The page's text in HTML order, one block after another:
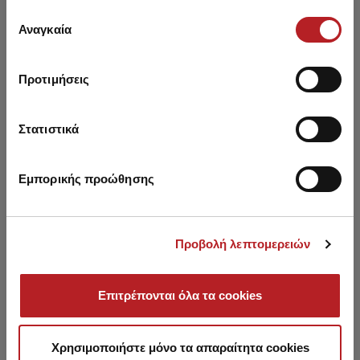
των υπηρεσιών τους.
συγκατάθεσης
Αναγκαία
Προτιμήσεις
Στατιστικά
Εμπορικής προώθησης
Προβολή λεπτομερειών
Επιτρέπονται όλα τα cookies
Χρησιμοποιήστε μόνο τα απαραίτητα cookies